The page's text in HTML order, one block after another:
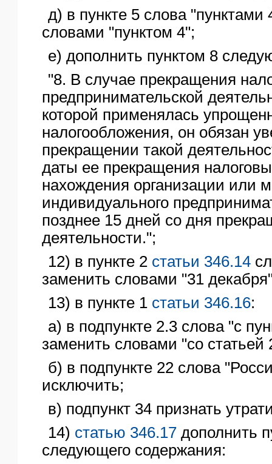
д) в пункте 5 слова "пунктами
словами "пунктом 4";
е) дополнить пунктом 8
"8. В случае прекращения
предпринимательской
которой применялась
налогообложения, он обязан
прекращении такой
даты ее прекращения
нахождения организации или
индивидуального
позднее 15 дней со дня
деятельности.";
12) в пункте 2 статьи 346.14
заменить словами "31
13) в пункте 1 статьи 346.16:
а) в подпункте 2.3 слова "с
заменить словами "со статьей
б) в подпункте 22 слова
исключить;
в) подпункт 34 признать
14) статью 346.17 дополнить
следующего содержания: